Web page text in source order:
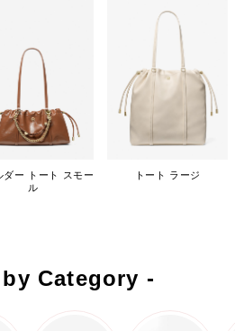
ダー トート スモー
ル
トート ラージ
Category -